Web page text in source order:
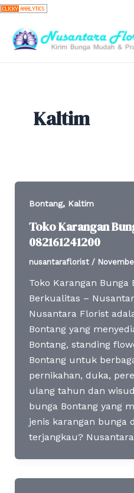
Skip
content
Kaltim
Bontang, Kaltim
Toko Karangan
082161241200
nusantaraflorist /
Toko Karangan
Berkualitas –
Nusantara Florist
Bontang yang
Bontang, standing
Bontang untuk
pernikahan, duka,
ulang tahun dan
bunga Bontang yang
jenis karangan bunga
terjangkau?